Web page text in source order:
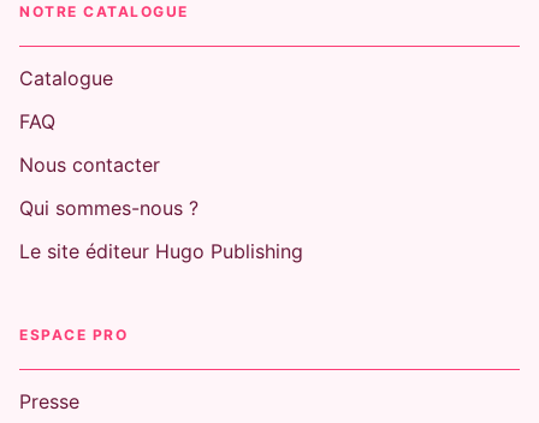
NOTRE CATALOGUE
Catalogue
FAQ
Nous contacter
Qui sommes-nous ?
Le site éditeur Hugo Publishing
ESPACE PRO
Presse